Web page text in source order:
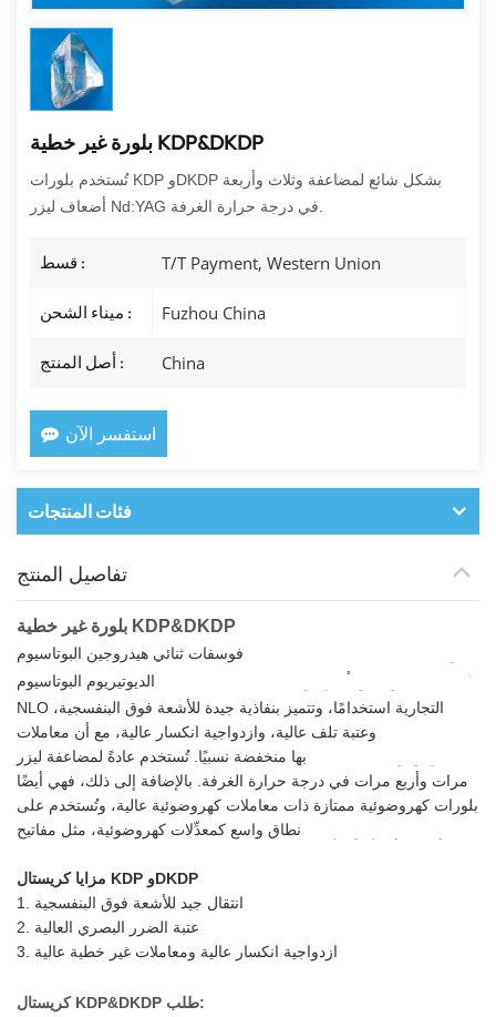
بلورة غير خطية KDP&DKDP
تُستخدم بلورات KDP وDKDP بشكل شائع لمضاعفة وثلاث وأربعة
قسط : T/T Payment, Western Union
ميناء الشحن : Fuzhou China
أصل المنتج : China
استفسر الآن
فئات المنتجات
تفاصيل المنتج
بلورة غير خطية KDP&DKDP
NLO التجارية استخدامًا، وتتميز بنفاذية جيدة للأشعة فوق البنفسجية،
وعتبة تلف عالية، وازدواجية انكسار عالية، مع أن معاملات NLO الخاصة
بها منخفضة نسبيًا. تُستخدم عادةً لمضاعفة ليزر Nd:YAG مرتين وثلاث
مرات وأربع مرات في درجة حرارة الغرفة. بالإضافة إلى ذلك، فهي أيضًا
بلورات كهروضوئية ممتازة ذات معاملات كهروضوئية عالية، وتُستخدم على
مزايا كريستال KDP وDKDP
1. انتقال جيد للأشعة فوق البنفسجية
2. عتبة الضرر البصري العالية
3. ازدواجية انكسار عالية ومعاملات غير خطية عالية
كريستال KDP&DKDP طلب: